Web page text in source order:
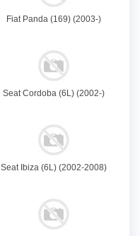
Fiat Panda (169) (2003-)
Seat Cordoba (6L) (2002-)
Seat Ibiza (6L) (2002-2008)